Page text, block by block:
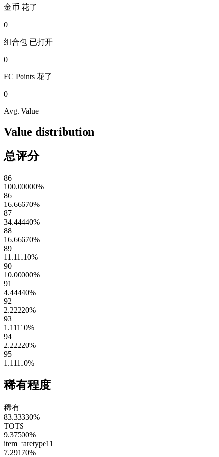
金币 花了
0
组合包 已打开
0
FC Points 花了
0
Avg. Value
Value distribution
总评分
86+
100.00000%
86
16.66670%
87
34.44440%
88
16.66670%
89
11.11110%
90
10.00000%
91
4.44440%
92
2.22220%
93
1.11110%
94
2.22220%
95
1.11110%
稀有程度
稀有
83.33330%
TOTS
9.37500%
item_raretype11
7.29170%